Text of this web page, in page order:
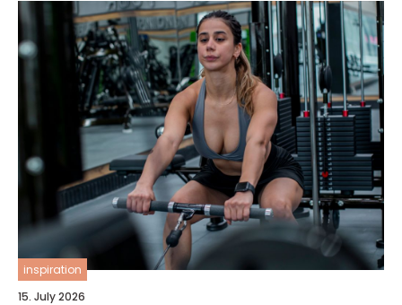
inspiration
15. July 2026